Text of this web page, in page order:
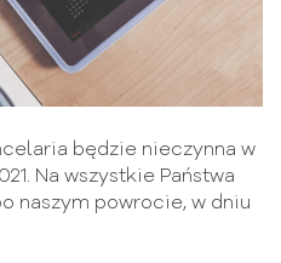
będzie nieczynna w
Na wszystkie Państwa
naszym powrocie, w dniu